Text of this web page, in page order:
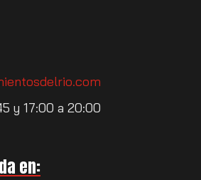
y 17:00 a 20:00
en: